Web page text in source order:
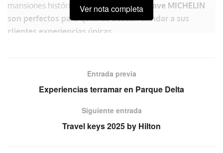
mansiones históricas,los hoteles con Llave MICHELIN
son perfectos para quienes desean brindar a sus
clientes experiencias únicas.
La selección de hoteles de la Guía MICHELIN 2024 en
México incluye un total de 87 propiedades, reconocidas
famoso galardón de Estrellas para restaurantes, y cada
Llave refleja la dedicación y calidad en cinco áreas clave:
Ver nota completa
Entrada previa
Experiencias terramar en Parque Delta
Siguiente entrada
Travel keys 2025 by Hilton